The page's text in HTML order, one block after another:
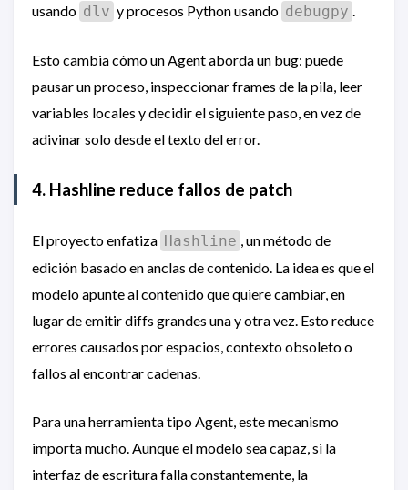
usando dlv y procesos Python usando debugpy .
Esto cambia cómo un Agent aborda un bug: puede
pausar un proceso, inspeccionar frames de la pila, leer
variables locales y decidir el siguiente paso, en vez de
adivinar solo desde el texto del error.
4. Hashline reduce fallos de patch
El proyecto enfatiza Hashline , un método de
edición basado en anclas de contenido. La idea es que el
modelo apunte al contenido que quiere cambiar, en
lugar de emitir diffs grandes una y otra vez. Esto reduce
errores causados por espacios, contexto obsoleto o
fallos al encontrar cadenas.
Para una herramienta tipo Agent, este mecanismo
importa mucho. Aunque el modelo sea capaz, si la
interfaz de escritura falla constantemente, la